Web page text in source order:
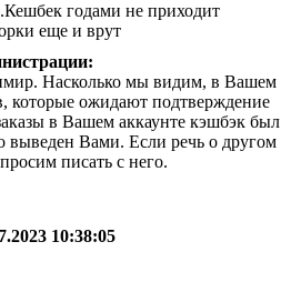
годами не приходит
еще и врут
Насколько мы видим, в Вашем
которые ожидают подтверждение
в Вашем аккаунте кэшбэк был
выведен Вами. Если речь о другом
писать с него.
10:38:05